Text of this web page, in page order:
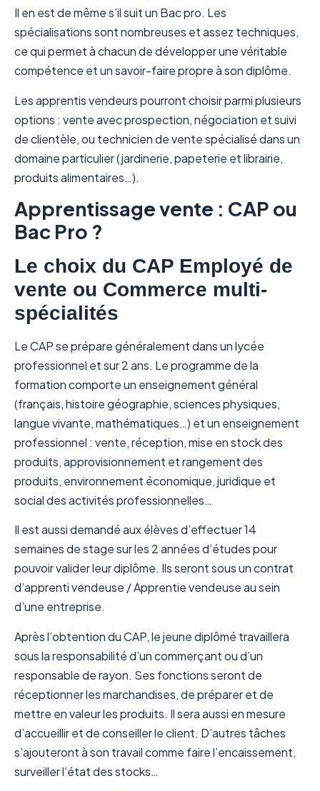
Il en est de même s’il suit un Bac pro. Les
spécialisations sont nombreuses et assez techniques,
ce qui permet à chacun de développer une véritable
compétence et un savoir-faire propre à son diplôme.
Les apprentis vendeurs pourront choisir parmi plusieurs
options : vente avec prospection, négociation et suivi
de clientèle, ou technicien de vente spécialisé dans un
domaine particulier (jardinerie, papeterie et librairie,
produits alimentaires…).
Apprentissage vente : CAP ou
Bac Pro ?
Le choix du CAP Employé de
vente ou Commerce multi-
spécialités
Le CAP se prépare généralement dans un lycée
professionnel et sur 2 ans. Le programme de la
formation comporte un enseignement général
(français, histoire géographie, sciences physiques,
langue vivante, mathématiques…) et un enseignement
professionnel : vente, réception, mise en stock des
produits, approvisionnement et rangement des
produits, environnement économique, juridique et
social des activités professionnelles…
Il est aussi demandé aux élèves d’effectuer 14
semaines de stage sur les 2 années d’études pour
pouvoir valider leur diplôme. Ils seront sous un contrat
d’apprenti vendeuse / Apprentie vendeuse au sein
d’une entreprise.
Après l’obtention du CAP, le jeune diplômé travaillera
sous la responsabilité d’un commerçant ou d’un
responsable de rayon. Ses fonctions seront de
réceptionner les marchandises, de préparer et de
mettre en valeur les produits. Il sera aussi en mesure
d’accueillir et de conseiller le client. D’autres tâches
s’ajouteront à son travail comme faire l’encaissement,
surveiller l’état des stocks…